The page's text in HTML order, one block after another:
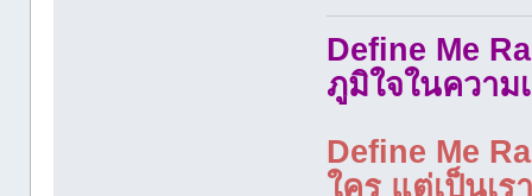
Define Me
ภูมิใจในความ
Define Me
ใคร แต่เป็นเ